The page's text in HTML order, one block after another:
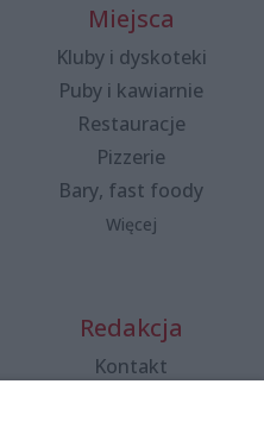
Miejsca
Kluby i dyskoteki
Puby i kawiarnie
Restauracje
Pizzerie
Bary, fast foody
Więcej
Redakcja
Kontakt